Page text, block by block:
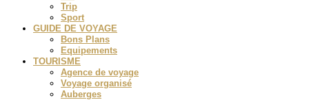
Trip
Sport
GUIDE DE VOYAGE
Bons Plans
Equipements
TOURISME
Agence de voyage
Voyage organisé
Auberges